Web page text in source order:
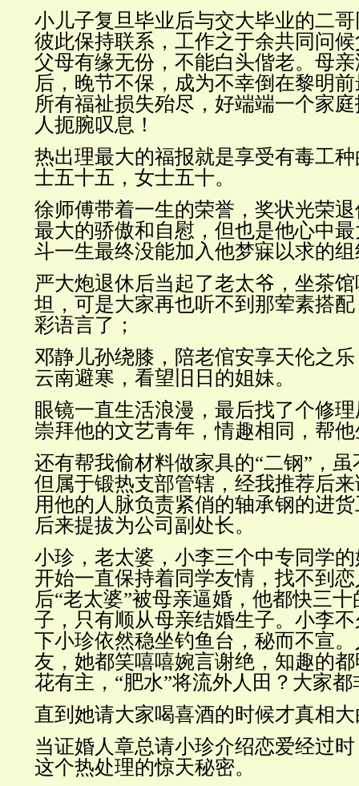
小儿子复旦毕业后与交大毕业的二
彼此保持联系，工作之于余共同问
父母有缘无份，不能白头偕老。母
后，晚节不保，成为不幸倒在黎明
所有福祉损失殆尽，好端端一个家
人扼腕叹息！
热出理最大的福报就是享受有毒工
士五十五，女士五十。
徐师傅带着一生的荣誉，奖状光荣
最大的骄傲和自慰，但也是他心中
斗一生最终没能加入他梦寐以求的
严大炮退休后当起了老太爷，坐茶
坦，可是大家再也听不到那荤素搭
彩语言了；
邓静儿孙绕膝，陪老倌安享天伦之
云南避寒，看望旧日的姐妹。
眼镜一直生活浪漫，最后找了个修
崇拜他的文艺青年，情趣相同，帮
还有帮我偷材料做家具的“二钢”，
但属于锻热支部管辖，经我推荐后
用他的人脉负责紧俏的轴承钢的进
后来提拔为公司副处长。
小珍，老太婆，小李三个中专同学
开始一直保持着同学友情，找不到
后“老太婆”被母亲逼婚，他都快三
子，只有顺从母亲结婚生子。小李
下小珍依然稳坐钓鱼台，秘而不宣
友，她都笑嘻嘻婉言谢绝，知趣的
花有主，“肥水”将流外人田？大家
直到她请大家喝喜酒的时候才真相
当证婚人章总请小珍介绍恋爱经过
这个热处理的惊天秘密。